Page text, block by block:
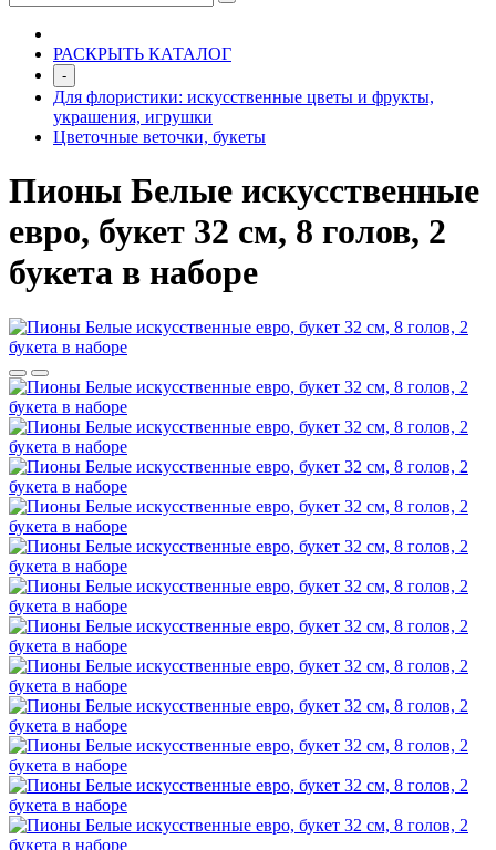
РАСКРЫТЬ КАТАЛОГ
-
Для флористики: искусственные цветы и фрукты,
украшения, игрушки
Цветочные веточки, букеты
Пионы Белые искусственные
евро, букет 32 см, 8 голов, 2
букета в наборе